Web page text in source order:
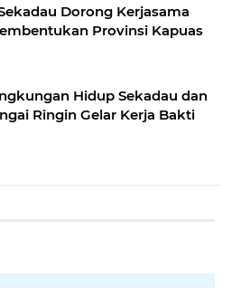
Dorong Kerjasama
Provinsi Kapuas
Hidup Sekadau dan
Ringin Gelar Kerja Bakti